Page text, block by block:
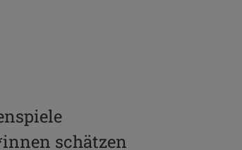
schätzen